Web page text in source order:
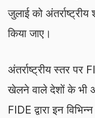
जुलाई को
किया जाए।
अंतर्राष्ट्रीय स्तर
खेलने वाले देशों के भी
FIDE द्वारा इन